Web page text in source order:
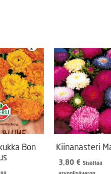
Bon
Kiinanasteri
3,80 € Sisältää